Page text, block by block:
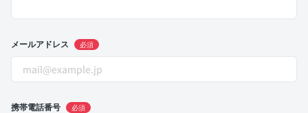
メールアドレス 必須
携帯電話番号 必須